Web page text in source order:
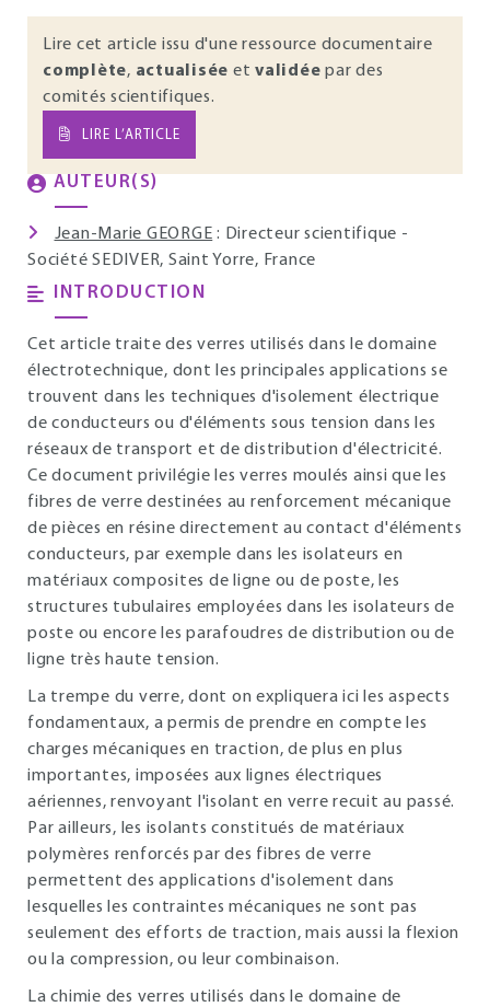
Lire cet article issu d'une ressource documentaire
complète, actualisée et validée par des
comités scientifiques.
LIRE L’ARTICLE
AUTEUR(S)
Jean-Marie GEORGE : Directeur scientifique -
Société SEDIVER, Saint Yorre, France
INTRODUCTION
Cet article traite des verres utilisés dans le domaine
électrotechnique, dont les principales applications se
trouvent dans les techniques d'isolement électrique
de conducteurs ou d'éléments sous tension dans les
réseaux de transport et de distribution d'électricité.
Ce document privilégie les verres moulés ainsi que les
fibres de verre destinées au renforcement mécanique
de pièces en résine directement au contact d'éléments
conducteurs, par exemple dans les isolateurs en
matériaux composites de ligne ou de poste, les
structures tubulaires employées dans les isolateurs de
poste ou encore les parafoudres de distribution ou de
ligne très haute tension.
La trempe du verre, dont on expliquera ici les aspects
fondamentaux, a permis de prendre en compte les
charges mécaniques en traction, de plus en plus
importantes, imposées aux lignes électriques
aériennes, renvoyant l'isolant en verre recuit au passé.
Par ailleurs, les isolants constitués de matériaux
polymères renforcés par des fibres de verre
permettent des applications d'isolement dans
lesquelles les contraintes mécaniques ne sont pas
seulement des efforts de traction, mais aussi la flexion
ou la compression, ou leur combinaison.
La chimie des verres utilisés dans le domaine de